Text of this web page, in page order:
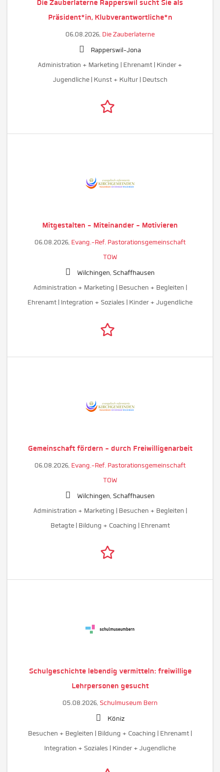
Die Zauberlaterne Rapperswil sucht Sie als
Präsident*in, Klubverantwortliche*n
06.08.2026, Die Zauberlaterne
Rapperswil-Jona
Administration + Marketing | Ehrenamt | Kinder +
Jugendliche | Kunst + Kultur | Deutsch
Mitgestalten - Miteinander - Motivieren
06.08.2026, Evang.-Ref. Pastorationsgemeinschaft
TOW
Wilchingen, Schaffhausen
Administration + Marketing | Besuchen + Begleiten |
Ehrenamt | Integration + Soziales | Kinder + Jugendliche
Gemeinschaft fördern - durch Freiwilligenarbeit
06.08.2026, Evang.-Ref. Pastorationsgemeinschaft
TOW
Wilchingen, Schaffhausen
Administration + Marketing | Besuchen + Begleiten |
Betagte | Bildung + Coaching | Ehrenamt
Schulgeschichte lebendig vermitteln: freiwillige
Lehrpersonen gesucht
05.08.2026, Schulmuseum Bern
Köniz
Besuchen + Begleiten | Bildung + Coaching | Ehrenamt |
Integration + Soziales | Kinder + Jugendliche